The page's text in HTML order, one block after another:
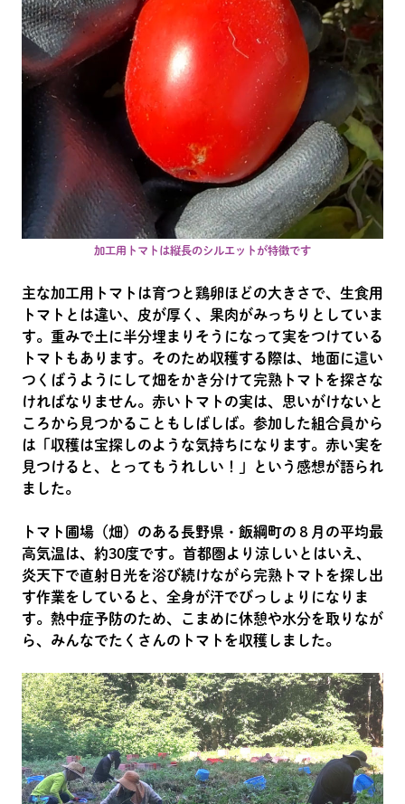
加工用トマトは縦長のシルエットが特徴です
主な加工用トマトは育つと鶏卵ほどの大きさで、生食用
トマトとは違い、皮が厚く、果肉がみっちりとしていま
す。重みで土に半分埋まりそうになって実をつけている
トマトもあります。そのため収穫する際は、地面に這い
つくばうようにして畑をかき分けて完熟トマトを探さな
ければなりません。赤いトマトの実は、思いがけないと
ころから見つかることもしばしば。参加した組合員から
は「収穫は宝探しのような気持ちになります。赤い実を
見つけると、とってもうれしい！」という感想が語られ
ました。
トマト圃場（畑）のある長野県・飯綱町の８月の平均最
高気温は、約30度です。首都圏より涼しいとはいえ、
炎天下で直射日光を浴び続けながら完熟トマトを探し出
す作業をしていると、全身が汗でびっしょりになりま
す。熱中症予防のため、こまめに休憩や水分を取りなが
ら、みんなでたくさんのトマトを収穫しました。